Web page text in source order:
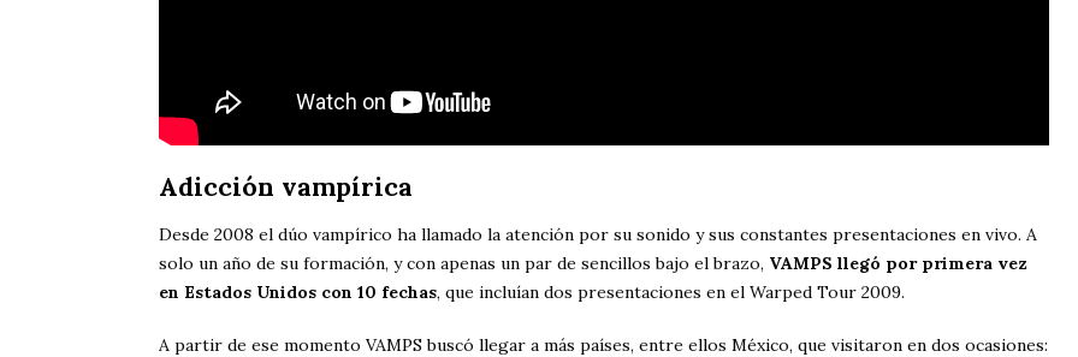
Adicción vampírica
Desde 2008 el dúo vampírico ha llamado la atención por su sonido y sus constantes presentaciones en vivo. A
solo un año de su formación, y con apenas un par de sencillos bajo el brazo, VAMPS llegó por primera vez
en Estados Unidos con 10 fechas, que incluían dos presentaciones en el Warped Tour 2009.
A partir de ese momento VAMPS buscó llegar a más países, entre ellos México, que visitaron en dos ocasiones: